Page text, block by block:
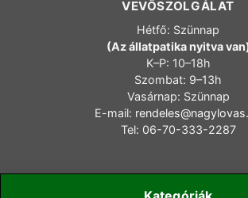
VEVŐSZOLGÁLAT
Hétfő: Szünnap
(Az állatpatika nyitva
K–P: 10–18h
Szombat: 9–13h
Vasárnap: Szünnap
E-mail:
Tel: 06-70-333-2287